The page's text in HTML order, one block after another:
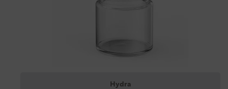
Hydra